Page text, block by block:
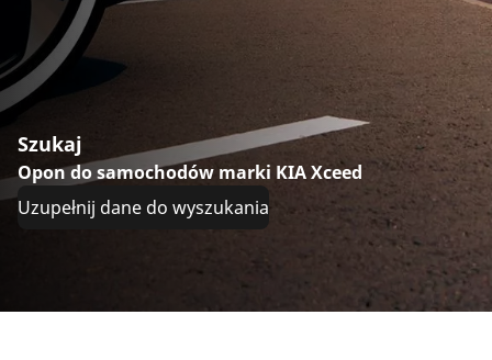
Szukaj
Opon do samochodów marki KIA Xceed
Uzupełnij dane do wyszukania